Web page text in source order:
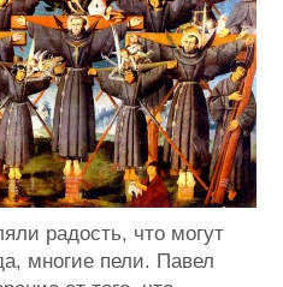
радость, что могут
многие пели. Павел